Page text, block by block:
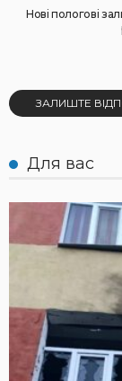
Нові пологові
ЗАЛИШТЕ
Для вас